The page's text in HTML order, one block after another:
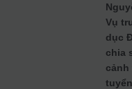
Vụ
dục
chia